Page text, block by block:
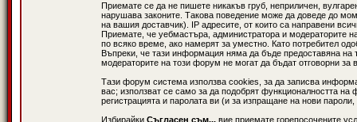
Приемате се да не пишете никакъв груб, неприличен,
нарушава законите. Такова поведение може да доведе до
на вашия доставчик). IP адресите, от които са направени
Приемате, че уебмастъра, администратора и модераторите
по всяко време, ако намерят за уместно. Като потребител
Въпреки, че тази информация няма да бъде предоставяна
модераторите на този форум не могат да бъдат отговорни за
Тази форум система използва cookies, за да записва
вас; използват се само за да подобрят функционалността
регистрацията и паролата ви (и за изпращане на нови
Избирайки Съгласен съм... вие приемате горепосочените